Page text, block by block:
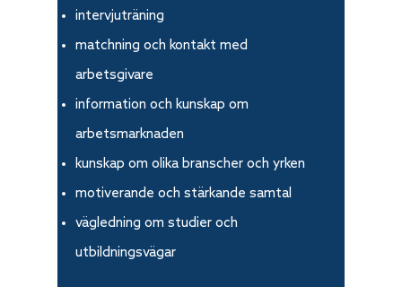
intervjuträning
matchning och kontakt med
arbetsgivare
information och kunskap om
arbetsmarknaden
kunskap om olika branscher och yrken
motiverande och stärkande samtal
vägledning om studier och
utbildningsvägar